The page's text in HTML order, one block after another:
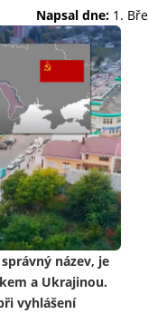
Napsal dne: 1.
název, je
a Ukrajinou.
vyhlášení